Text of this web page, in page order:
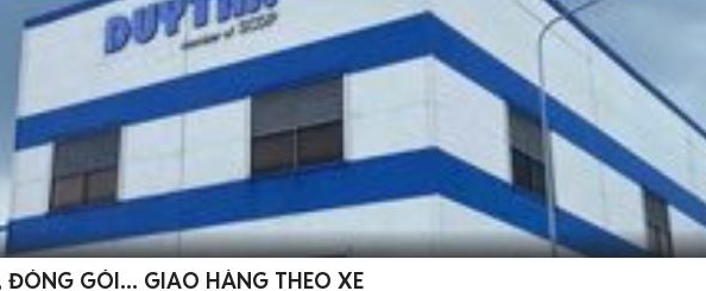
ĐÓNG GÓI... GIAO HÀNG THEO XE